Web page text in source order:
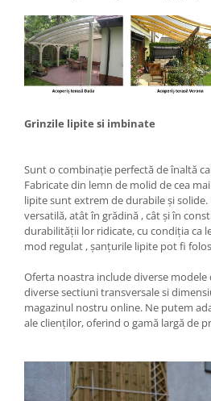
Grinzile lipite si imbinate
Sunt o combinație perfectă de înaltă
Fabricate din lemn de molid de cea
lipite sunt extrem de durabile și solide.
versatilă, atât în ​​grădină , cât și în
durabilității lor ridicate, cu condiția ca
mod regulat , șanțurile lipite pot fi
Oferta noastra include diverse modele
diverse sectiuni transversale si
magazinul nostru online. Ne putem
ale clienților, oferind o gamă largă de